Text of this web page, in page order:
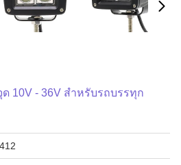
10V - 36V สําหรับรถบรรทุก